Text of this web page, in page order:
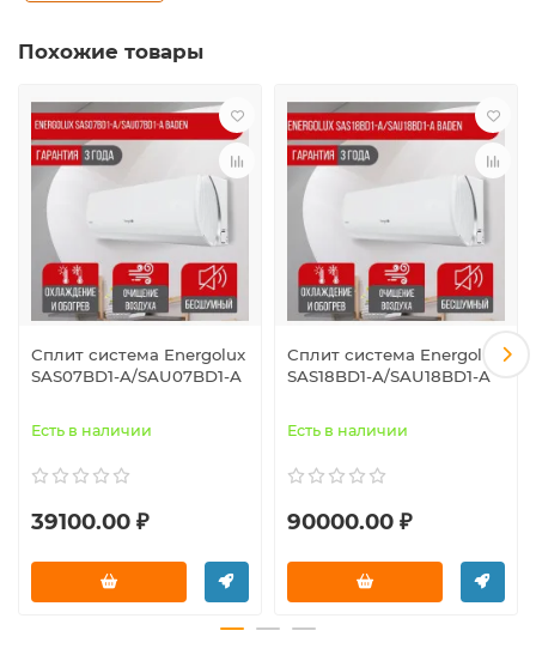
Похожие товары
Сплит система Energolux
SAS07BD1-A/SAU07BD1-A
Есть в наличии
39100.00 ₽
Сплит система Energolux
SAS18BD1-A/SAU18BD1-A
Есть в наличии
90000.00 ₽